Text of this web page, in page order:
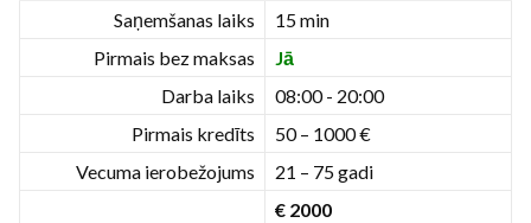
Saņemšanas laiks
15 min
Pirmais bez maksas
Jā
Darba laiks
08:00 - 20:00
Pirmais kredīts
50 – 1000 €
Vecuma ierobežojums
21 – 75 gadi
€ 2000